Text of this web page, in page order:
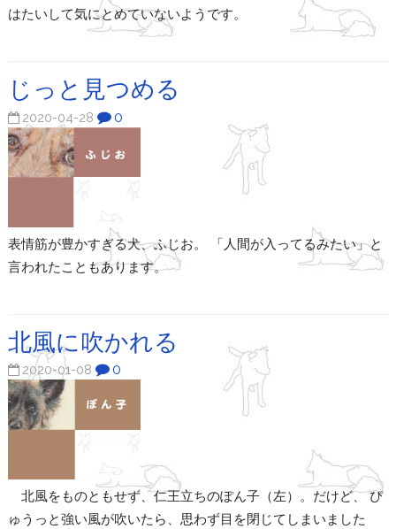
はたいして気にとめていないようです。
じっと見つめる
2020-04-28 0
表情筋が豊かすぎる犬、ふじお。 「人間が入ってるみたい」と
言われたこともあります。
北風に吹かれる
2020-01-08 0
北風をものともせず、仁王立ちのぽん子（左）。だけど、 ぴ
ゅうっと強い風が吹いたら、思わず目を閉じてしまいました